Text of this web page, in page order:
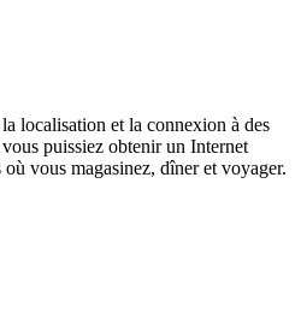
localisation et la connexion à des
puissiez obtenir un Internet
vous magasinez, dîner et voyager.